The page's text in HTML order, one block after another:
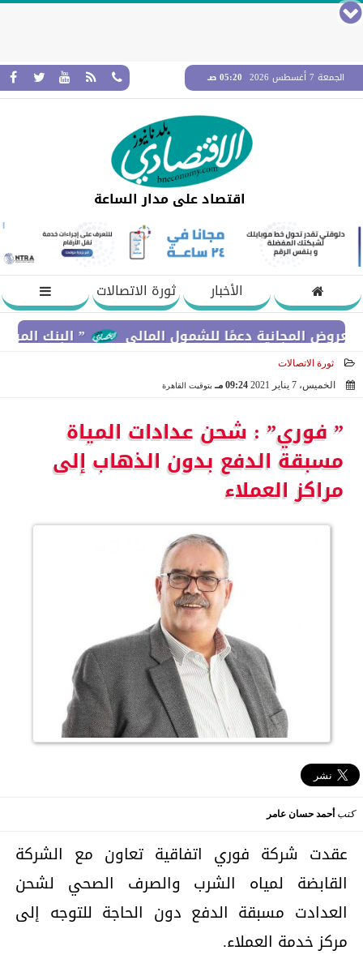
الجمعة 7 أغسطس 2026 05:20 صـ
اقتصاد على مدار الساعة
الأخبار
ثورة الاتصالات
” البنك المركزي” : معدلات الشمول المالي
دعمًا للشمول المالي
ثورة الاتصالات
الخميس، 7 يناير 2021
09:24 مـ بتوقيت القاهرة
” فوري” : شحن عدادات المياة
مسبقة الدفع بدون الذهاب إلى
مراكز العملاء
كتب أحمد حسان عامر
عقدت شركة فوري اتفاقية تعاون مع الشركة
القابضة لمياه الشرب والصرف الصحي لشحن
العدادت مسبقة الدفع دون الحاجة للتوجه إلى
مركز خدمة العملاء.